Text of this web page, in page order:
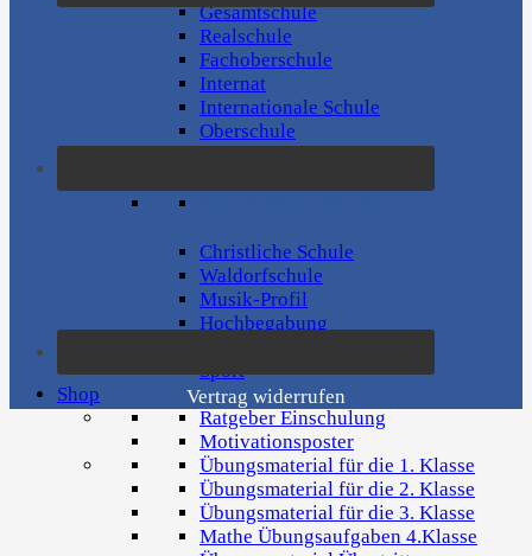
Gesamtschule
Realschule
Fachoberschule
Internat
Internationale Schule
Oberschule
Christliche Schule
Waldorfschule
Musik-Profil
Hochbegabung
Sport
Shop
Ratgeber Einschulung
Motivationsposter
Übungsmaterial für die 1. Klasse
Übungsmaterial für die 2. Klasse
Übungsmaterial für die 3. Klasse
Mathe Übungsaufgaben 4.Klasse
Vertrag widerrufen